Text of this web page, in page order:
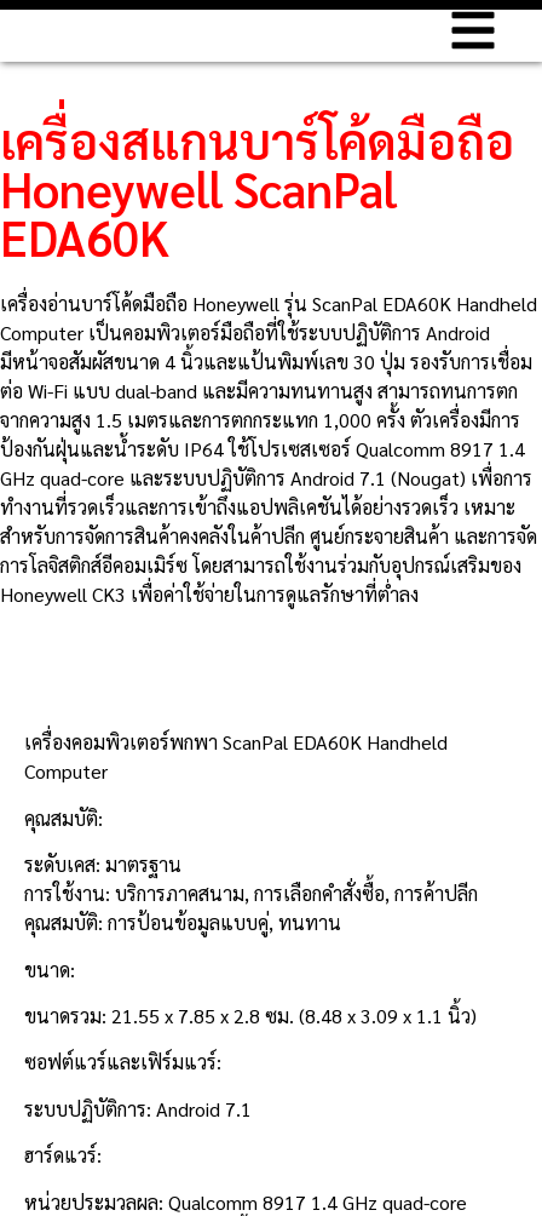
เครื่องสแกนบาร์โค้ดมือถือ
Honeywell ScanPal
EDA60K
เครื่องอ่านบาร์โค้ดมือถือ Honeywell รุ่น ScanPal EDA60K Handheld
Computer เป็นคอมพิวเตอร์มือถือที่ใช้ระบบปฏิบัติการ Android
มีหน้าจอสัมผัสขนาด 4 นิ้วและแป้นพิมพ์เลข 30 ปุ่ม รองรับการเชื่อม
ต่อ Wi-Fi แบบ dual-band และมีความทนทานสูง สามารถทนการตก
จากความสูง 1.5 เมตรและการตกกระแทก 1,000 ครั้ง ตัวเครื่องมีการ
ป้องกันฝุ่นและน้ำระดับ IP64 ใช้โปรเซสเซอร์ Qualcomm 8917 1.4
GHz quad-core และระบบปฏิบัติการ Android 7.1 (Nougat) เพื่อการ
ทำงานที่รวดเร็วและการเข้าถึงแอปพลิเคชันได้อย่างรวดเร็ว เหมาะ
สำหรับการจัดการสินค้าคงคลังในค้าปลีก ศูนย์กระจายสินค้า และการจัด
การโลจิสติกส์อีคอมเมิร์ซ โดยสามารถใช้งานร่วมกับอุปกรณ์เสริมของ
Honeywell CK3 เพื่อค่าใช้จ่ายในการดูแลรักษาที่ต่ำลง
เครื่องคอมพิวเตอร์พกพา ScanPal EDA60K Handheld
Computer
คุณสมบัติ:
ระดับเคส: มาตรฐาน
การใช้งาน: บริการภาคสนาม, การเลือกคำสั่งซื้อ, การค้าปลีก
คุณสมบัติ: การป้อนข้อมูลแบบคู่, ทนทาน
ขนาด:
ขนาดรวม: 21.55 x 7.85 x 2.8 ซม. (8.48 x 3.09 x 1.1 นิ้ว)
ซอฟต์แวร์และเฟิร์มแวร์:
ระบบปฏิบัติการ: Android 7.1
ฮาร์ดแวร์:
หน่วยประมวลผล: Qualcomm 8917 1.4 GHz quad-core